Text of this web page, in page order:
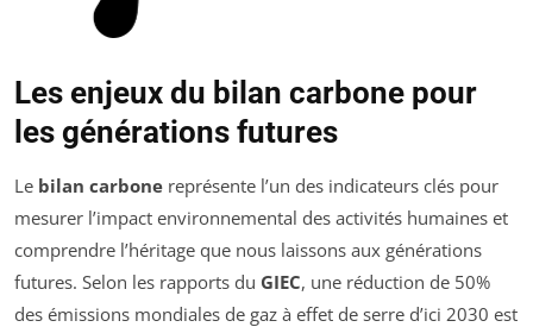
Les enjeux du bilan carbone pour
les générations futures
Le bilan carbone représente l’un des indicateurs clés pour
mesurer l’impact environnemental des activités humaines et
comprendre l’héritage que nous laissons aux générations
futures. Selon les rapports du GIEC, une réduction de 50%
des émissions mondiales de gaz à effet de serre d’ici 2030 est